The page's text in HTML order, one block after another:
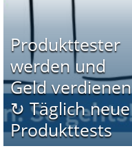
Produkttester
werden und
Geld verdienen
↻ Täglich neue
Produkttests